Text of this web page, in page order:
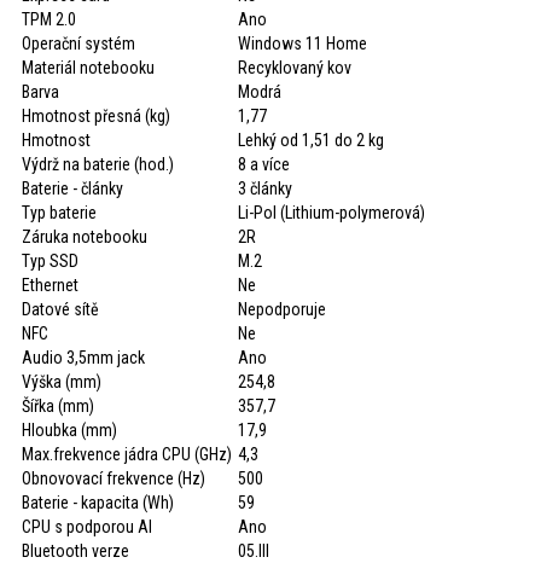
TPM 2.0
Ano
Operační systém
Windows 11 Home
Materiál notebooku
Recyklovaný kov
Barva
Modrá
Hmotnost přesná (kg)
1,77
Hmotnost
Lehký od 1,51 do 2 kg
Výdrž na baterie (hod.)
8 a více
Baterie - články
3 články
Typ baterie
Li-Pol (Lithium-polymerová)
Záruka notebooku
2R
Typ SSD
M.2
Ethernet
Ne
Datové sítě
Nepodporuje
NFC
Ne
Audio 3,5mm jack
Ano
Výška (mm)
254,8
Šířka (mm)
357,7
Hloubka (mm)
17,9
Max.frekvence jádra CPU (GHz) 4,3
Obnovovací frekvence (Hz)
500
Baterie - kapacita (Wh)
59
CPU s podporou AI
Ano
Bluetooth verze
05.III